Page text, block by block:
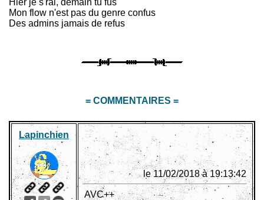
Hier je s'rai, demain tu fus
Mon flow n'est pas du genre confus
Des admins jamais de refus
= COMMENTAIRES =
Lapinchien
le 11/02/2018 à 19:13:42
AVC++